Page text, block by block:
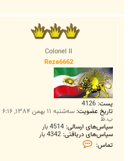
Colonel II
Reza6662
پست: 4126
تاریخ عضویت: سه‌شنبه ۱۱ بهمن ۱۳۸۴, ۶:۱۶
ب.ظ
سپاس‌های ارسالی: 4514 بار
سپاس‌های دریافتی: 4342 بار
تماس:
ت